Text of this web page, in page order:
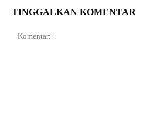
TINGGALKAN KOMENTAR